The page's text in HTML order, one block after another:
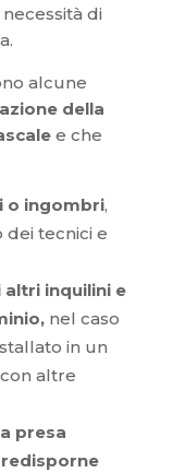
di
alcune
della
e che
o ingombri,
tecnici e
inquilini e
nel caso
in un
altre
presa